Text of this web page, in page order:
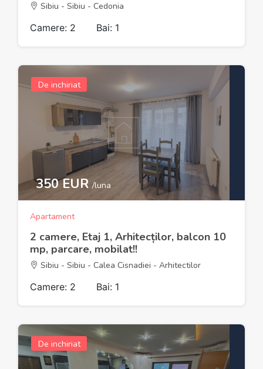
Sibiu - Sibiu - Cedonia
Camere: 2 Bai: 1
De inchiriat
350 EUR /luna
Apartament
2 camere, Etaj 1, Arhitecților, balcon 10
mp, parcare, mobilat!!
Sibiu - Sibiu - Calea Cisnadiei - Arhitectilor
Camere: 2 Bai: 1
De inchiriat